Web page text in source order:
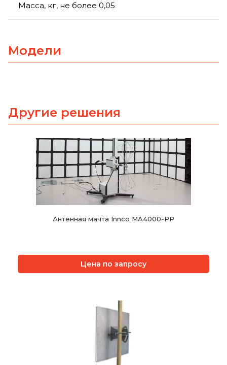
Масса, кг, не более 0,05
Модели
Другие решения
Антенная мачта Innco MA4000-PP
Цена по запросу